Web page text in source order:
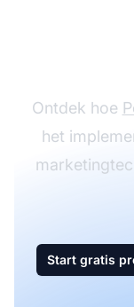
Ontdek hoe
het
Start gratis